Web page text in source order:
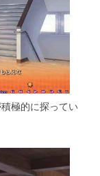
極的に探ってい